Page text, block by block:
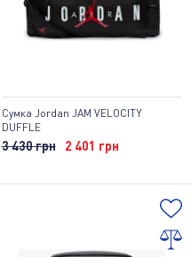
Сумка Jordan JAM VELOCITY
DUFFLE
3 430 грн 2 401 грн